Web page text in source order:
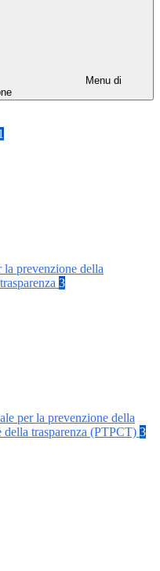
Menu di
la prevenzione della
3
per la prevenzione della
della trasparenza (PTPCT) 3